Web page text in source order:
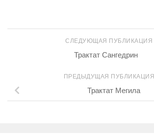
СЛЕДУЮЩАЯ ПУБЛИКАЦИЯ
Трактат Сангедрин
ПРЕДЫДУЩАЯ ПУБЛИКАЦИЯ
Трактат Мегила